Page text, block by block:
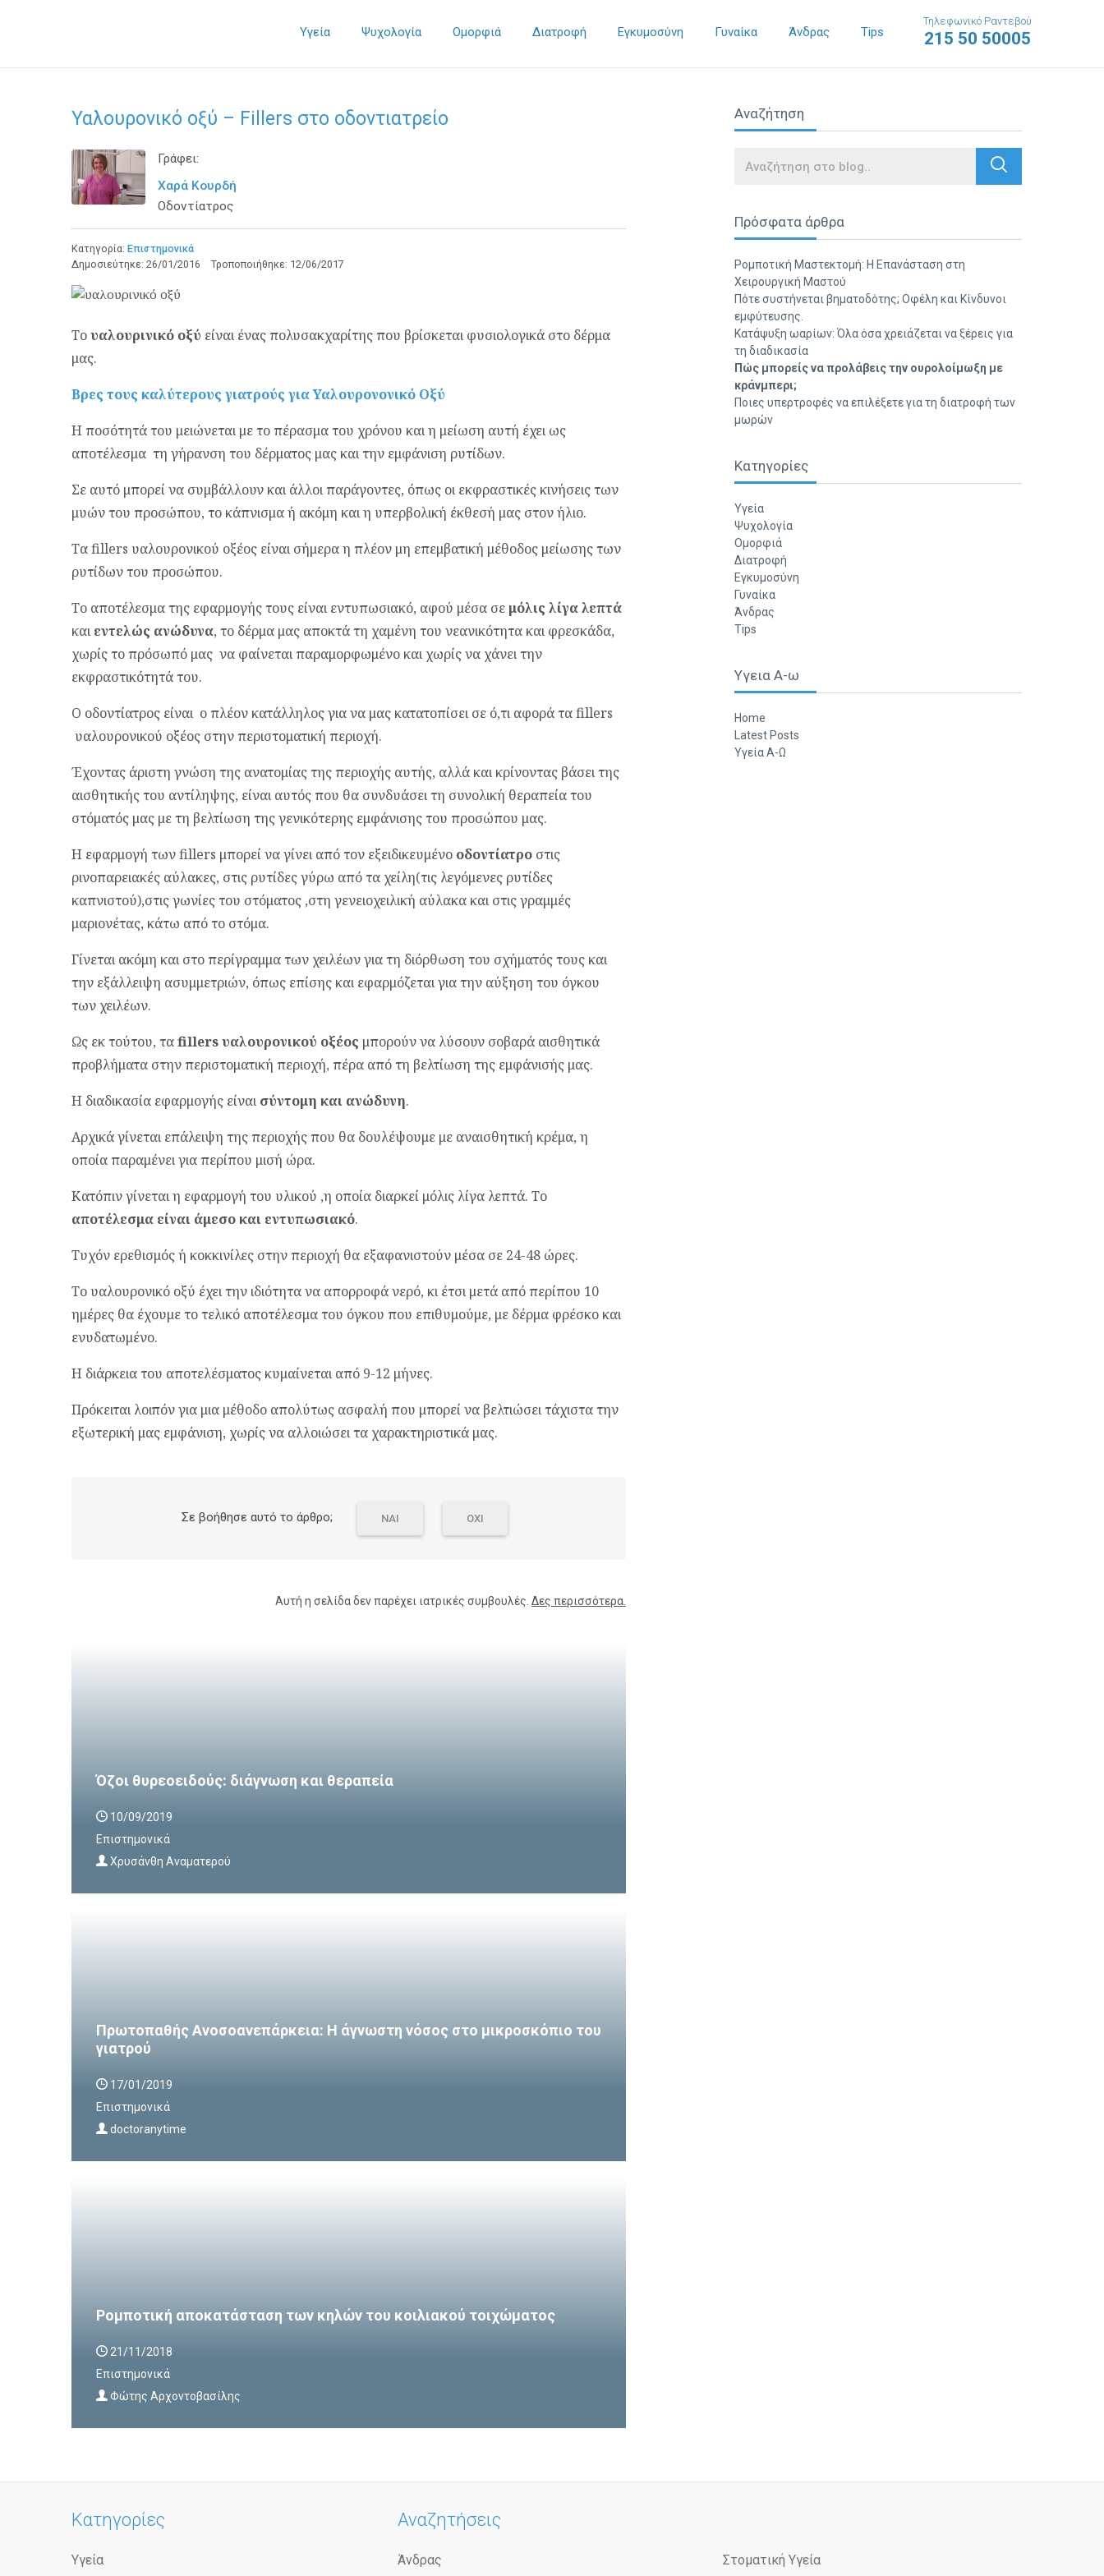
Υγεία Ψυχολογία Ομορφιά Διατροφή Εγκυμοσύνη Γυναίκα Άνδρας Tips
Τηλεφωνικό Ραντεβού
215 50 50005
Υαλουρονικό οξύ – Fillers στο οδοντιατρείο
Γράφει:
Χαρά Κουρδή
Οδοντίατρος
Κατηγορία: Επιστημονικά
Δημοσιεύτηκε: 26/01/2016 Τροποποιήθηκε: 12/06/2017
Τουαλουρινικό οξύ είναι ένας πολυσακχαρίτης που βρίσκεται φυσιολογικά στο δέρμα
μας.
Βρες τους καλύτερους γιατρούς για Υαλουρονονικό Οξύ
Η ποσότητά του μειώνεται με το πέρασμα του χρόνου και η μείωση αυτή έχει ως
αποτέλεσμα τη γήρανση του δέρματος μας και την εμφάνιση ρυτίδων.
Σε αυτό μπορεί να συμβάλλουν και άλλοι παράγοντες, όπως οι εκφραστικές κινήσεις των
μυών του προσώπου, το κάπνισμα ή ακόμη και η υπερβολική έκθεσή μας στον ήλιο.
Τα fillers υαλουρονικού οξέος είναι σήμερα η πλέον μη επεμβατική μέθοδος μείωσης των
ρυτίδων του προσώπου.
Το αποτέλεσμα της εφαρμογής τους είναι εντυπωσιακό, αφού μέσα σε μόλις λίγα λεπτά
καιεντελώς ανώδυνα, το δέρμα μας αποκτά τη χαμένη του νεανικότητα και φρεσκάδα,
χωρίς το πρόσωπό μας να φαίνεται παραμορφωμένο και χωρίς να χάνει την
εκφραστικότητά του.
Ο οδοντίατρος είναι ο πλέον κατάλληλος για να μας κατατοπίσει σε ό,τι αφορά τα fillers
υαλουρονικού οξέος στην περιστοματική περιοχή.
Έχοντας άριστη γνώση της ανατομίας της περιοχής αυτής, αλλά και κρίνοντας βάσει της
αισθητικής του αντίληψης, είναι αυτός που θα συνδυάσει τη συνολική θεραπεία του
στόματός μας με τη βελτίωση της γενικότερης εμφάνισης του προσώπου μας.
Η εφαρμογή των fillers μπορεί να γίνει από τον εξειδικευμένο οδοντίατρο στις
ρινοπαρειακές αύλακες, στις ρυτίδες γύρω από τα χείλη(τις λεγόμενες ρυτίδες
καπνιστού),στις γωνίες του στόματος ,στη γενειοχειλική αύλακα και στις γραμμές
μαριονέτας, κάτω από το στόμα.
Γίνεται ακόμη και στο περίγραμμα των χειλέων για τη διόρθωση του σχήματός τους και
την εξάλλειψη ασυμμετριών, όπως επίσης και εφαρμόζεται για την αύξηση του όγκου
των χειλέων.
Ως εκ τούτου, ταfillers υαλουρονικού οξέος μπορούν να λύσουν σοβαρά αισθητικά
προβλήματα στην περιστοματική περιοχή, πέρα από τη βελτίωση της εμφάνισής μας.
Η διαδικασία εφαρμογής είναισύντομη και ανώδυνη.
Αρχικά γίνεται επάλειψη της περιοχής που θα δουλέψουμε με αναισθητική κρέμα, η
οποία παραμένει για περίπου μισή ώρα.
Κατόπιν γίνεται η εφαρμογή του υλικού ,η οποία διαρκεί μόλις λίγα λεπτά. Το
αποτέλεσμα είναι άμεσο και εντυπωσιακό.
Τυχόν ερεθισμός ή κοκκινίλες στην περιοχή θα εξαφανιστούν μέσα σε 24-48 ώρες.
Το υαλουρονικό οξύ έχει την ιδιότητα να απορροφά νερό, κι έτσι μετά από περίπου 10
ημέρες θα έχουμε το τελικό αποτέλεσμα του όγκου που επιθυμούμε, με δέρμα φρέσκο και
ενυδατωμένο.
Η διάρκεια του αποτελέσματος κυμαίνεται από 9-12 μήνες.
Πρόκειται λοιπόν για μια μέθοδο απολύτως ασφαλή που μπορεί να βελτιώσει τάχιστα την
εξωτερική μας εμφάνιση, χωρίς να αλλοιώσει τα χαρακτηριστικά μας.
Σε βοήθησε αυτό το άρθρο; ΝΑΙ ΟΧΙ
Αυτή η σελίδα δεν παρέχει ιατρικές συμβουλές. Δες περισσότερα.
Όζοι θυρεοειδούς: διάγνωση και θεραπεία
10/09/2019
Επιστημονικά
Χρυσάνθη Αναματερού
Πρωτοπαθής Ανοσοανεπάρκεια: Η άγνωστη νόσος στο μικροσκόπιο του
γιατρού
17/01/2019
Επιστημονικά
doctoranytime
Ρομποτική αποκατάσταση των κηλών του κοιλιακού τοιχώματος
21/11/2018
Επιστημονικά
Φώτης Αρχοντοβασίλης
Αναζήτηση
Search
Πρόσφατα άρθρα
Ρομποτική Μαστεκτομή: Η Επανάσταση στη
Χειρουργική Μαστού
Πότε συστήνεται βηματοδότης; Οφέλη και Κίνδυνοι
εμφύτευσης.
Κατάψυξη ωαρίων: Όλα όσα χρειάζεται να ξέρεις για
τη διαδικασία
Πώς μπορείς να προλάβεις την ουρολοίμωξη με
κράνμπερι;
Ποιες υπερτροφές να επιλέξετε για τη διατροφή των
μωρών
Κατηγορίες
Υγεία
Ψυχολογία
Ομορφιά
Διατροφή
Εγκυμοσύνη
Γυναίκα
Άνδρας
Tips
Υγεια Α-ω
Home
Latest Posts
Υγεία Α-Ω
Κατηγορίες
Υγεία
Αναζητήσεις
Άνδρας Στοματική Υγεία